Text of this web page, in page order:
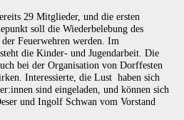
29 Mitglieder, und die ersten
soll die Wiederbelebung des
Feuerwehren werden. Im
die Kinder- und Jugendarbeit. Die
bei der Organisation von Dorffesten
Interessierte, die Lust haben sich
sind eingeladen, und können sich
und Ingolf Schwan vom Vorstand